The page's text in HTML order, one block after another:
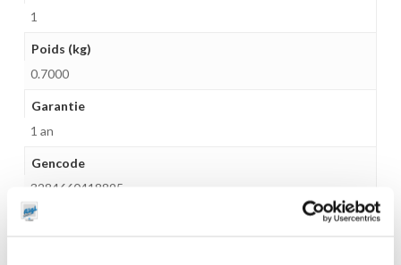
1
Poids (kg)
0.7000
Garantie
1 an
Gencode
3284660418895